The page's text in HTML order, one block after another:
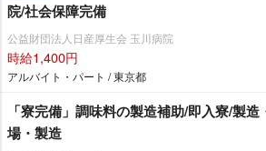
院/社会保障完備
公益財団法人日産厚生会 玉川病院
時給1,400円
アルバイト・パート / 東京都
「寮完備」調味料の製造補助/即入寮/製
場・製造